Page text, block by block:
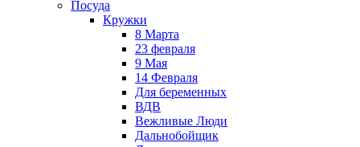
Посуда
Кружки
8 Марта
23 февраля
9 Мая
14 Февраля
Для беременных
ВДВ
Вежливые Люди
Дальнобойщик